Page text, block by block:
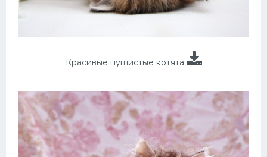
Красивые пушистые котята